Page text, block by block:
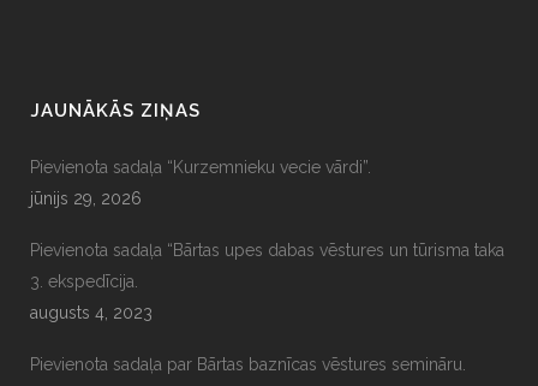
JAUNĀKĀS ZIŅAS
Pievienota sadaļa “Kurzemnieku vecie vārdi”.
jūnijs 29, 2026
Pievienota sadaļa “Bārtas upes dabas vēstures un tūrisma taka
3. ekspedīcija.
augusts 4, 2023
Pievienota sadaļa par Bārtas baznīcas vēstures semināru.